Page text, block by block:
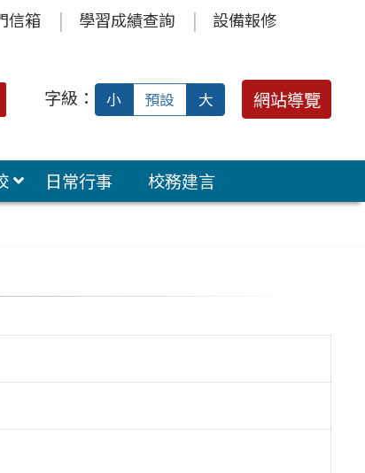
信箱 學習成績查詢 設備報修
搜
字級： 小 預設 大 網站導覽
日常行事
校務建言